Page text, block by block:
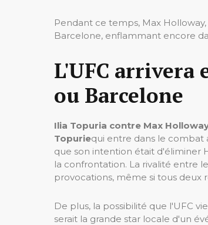
Pendant ce temps, Max
Barcelone, enflammant encore
L'UFC arrivera
ou Barcelone
Ilia Topuria contre Max
Topuriequi entre dans le combat
que son intention était d'éliminer
la confrontation. La rivalité entre
provocations, même si tous deux
De plus, la possibilité que l'UFC
serait la grande star locale d'un